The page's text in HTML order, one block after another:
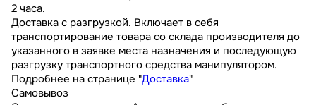
2 часа.
Доставка с разгрузкой. Включает в себя
транспортирование товара со склада производителя до
указанного в заявке места назначения и последующую
разгрузку транспортного средства манипулятором.
Подробнее на странице "Доставка"
Самовывоз